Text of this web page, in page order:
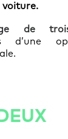
voiture.
de trois
d’une